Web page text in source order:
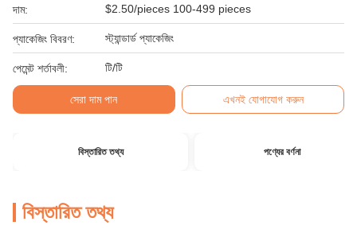
দাম: $2.50/pieces 100-499 pieces
প্যাকেজিং বিবরণ: স্ট্যান্ডার্ড প্যাকেজিং
পেমেন্ট শর্তাবলী: টি/টি
সেরা দাম পান এখনই যোগাযোগ করুন
বিস্তারিত তথ্য পণ্যের বর্ণনা
বিস্তারিত তথ্য